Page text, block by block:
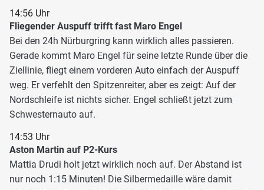
14:56 Uhr
Fliegender Auspuff trifft fast Maro Engel
Bei den 24h Nürburgring kann wirklich alles passieren.
Gerade kommt Maro Engel für seine letzte Runde über die
Ziellinie, fliegt einem vorderen Auto einfach der Auspuff
weg. Er verfehlt den Spitzenreiter, aber es zeigt: Auf der
Nordschleife ist nichts sicher. Engel schließt jetzt zum
Schwesternauto auf.
14:53 Uhr
Aston Martin auf P2-Kurs
Mattia Drudi holt jetzt wirklich noch auf. Der Abstand ist
nur noch 1:15 Minuten! Die Silbermedaille wäre damit